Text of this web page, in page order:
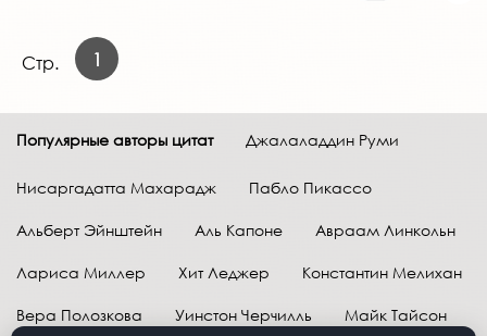
Стр. 1
Популярные авторы цитат Джалаладдин Руми
Нисаргадатта Махарадж Пабло Пикассо
Альберт Эйнштейн Аль Капоне Авраам Линкольн
Лариса Миллер Хит Леджер Константин Мелихан
Вера Полозкова Уинстон Черчилль Майк Тайсон